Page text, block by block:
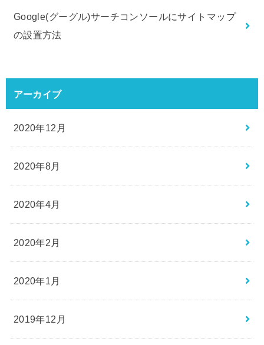
Google(グーグル)サーチコンソールにサイトマップ
の設置方法
アーカイブ
2020年12月
2020年8月
2020年4月
2020年2月
2020年1月
2019年12月